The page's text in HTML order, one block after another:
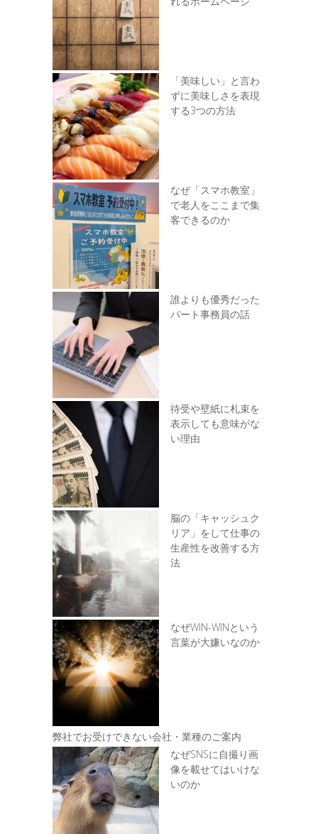
「美味しい」と言わ
ずに美味しさを表現
する3つの方法
なぜ「スマホ教室」
で老人をここまで集
客できるのか
誰よりも優秀だった
パート事務員の話
待受や壁紙に札束を
表示しても意味がな
い理由
脳の「キャッシュク
リア」をして仕事の
生産性を改善する方
法
なぜWIN-WINという
言葉が大嫌いなのか
弊社でお受けできない会社・業種のご案内
なぜSNSに自撮り画
像を載せてはいけな
いのか